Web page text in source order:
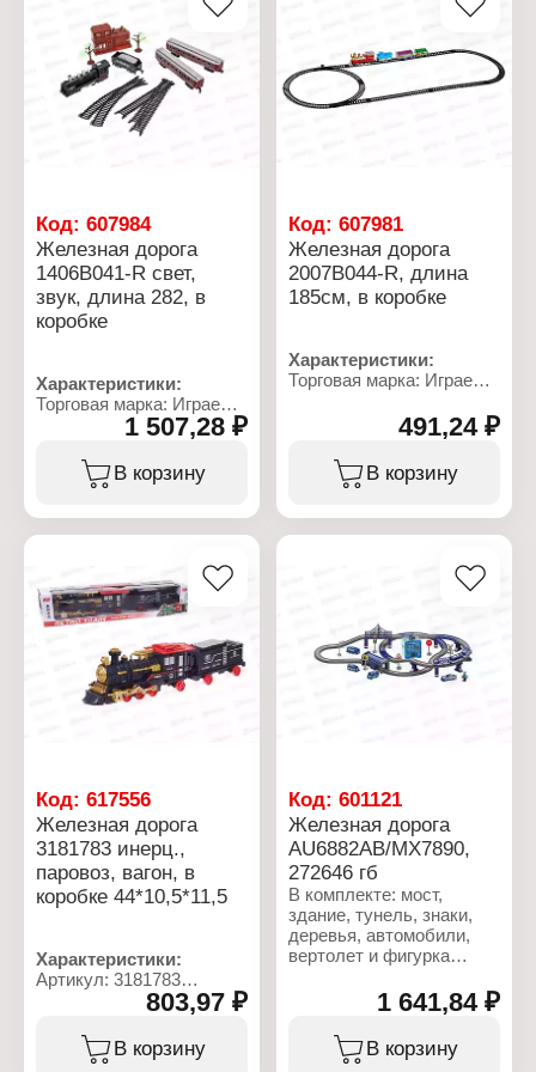
Код: 607984
Железная дорога
1406В041-R свет,
звук, длина 282, в
коробке
Характеристики:
Торговая марка: Играем
Тип товара: Игровой
Эффекты: свет, звук
Питание: 2хАА (не в
комплекте)
Комплектация: 21 деталь
Длина пути: 282 см
Масштаб: масштаб 1:87
Материал: пластик,
металл
Размер упаковки:
47,5x31,5x4 cм
1 507,28 ₽
В корзину
Код:607981
Железная дорога
2007В044-R, длина
185см, в коробке
Характеристики:
Торговая марка: Играем
Артикул: 410329
Тип товара: Игровой
набор
Вид: Железная дорога
поезд"
Длина пути: 185 см
Материал: пластик
Упаковка: в коробке
Рекомендуемый возраст:
491,24 ₽
В корзину
Код: 617556
Железная дорога
3181783 инерц.,
паровоз, вагон, в
коробке 44*10,5*11,5
Характеристики:
Артикул: 3181783
Тип товара: Игровой
Вид: Железная дорога
Комплектация: паровоз,
803,97 ₽
В корзину
Код:601121
Железная дорога
AU6882АВ/МХ7890,
272646 гб
В комплекте: мост,
здание, тунель, знаки,
деревья, автомобили,
вертолет и фигурка
Характеристики:
Артикул: 272646
Тип товара: Железная
1 641,84 ₽
В корзину